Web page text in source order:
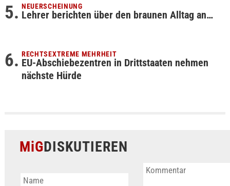
NEUERSCHEINUNG
Lehrer berichten über den braunen Alltag an…
RECHTSEXTREME MEHRHEIT
EU-Abschiebezentren in Drittstaaten nehmen
nächste Hürde
MiGDISKUTIEREN